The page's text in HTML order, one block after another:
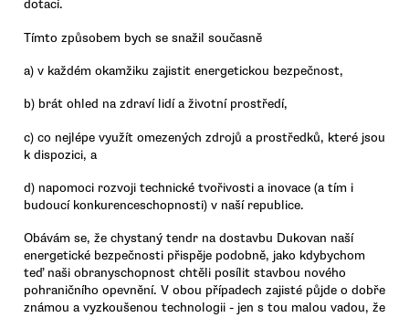
dotací.
Tímto způsobem bych se snažil současně
a) v každém okamžiku zajistit energetickou bezpečnost,
b) brát ohled na zdraví lidí a životní prostředí,
c) co nejlépe využít omezených zdrojů a prostředků, které jsou
k dispozici, a
d) napomoci rozvoji technické tvořivosti a inovace (a tím i
budoucí konkurenceschopnosti) v naší republice.
Obávám se, že chystaný tendr na dostavbu Dukovan naší
energetické bezpečnosti přispěje podobně, jako kdybychom
teď naši obranyschopnost chtěli posílit stavbou nového
pohraničního opevnění. V obou případech zajisté půjde o dobře
známou a vyzkoušenou technologii - jen s tou malou vadou, že